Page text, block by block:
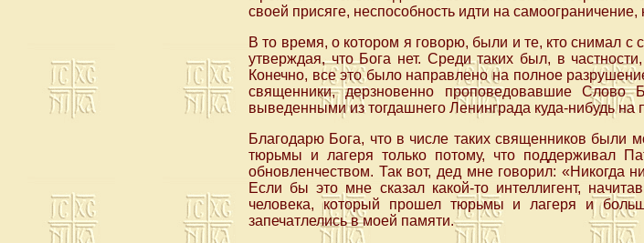
своей присяге, неспособность идти на
В то время, о котором я говорю, были и те, кто снимал с
утверждая, что Бога нет. Среди таких был, в
Конечно, все это было направлено на полное
священники, дерзновенно проповедовавшие
выведенными из тогдашнего Ленинграда куда-нибудь
Благодарю Бога, что в числе таких священников
тюрьмы и лагеря только потому, что поддерживал
обновленчеством. Так вот, дед мне говорил: «Никогда
Если бы это мне сказал какой-то интеллигент,
человека, который прошел тюрьмы и лагеря и
запечатлелись в моей памяти.